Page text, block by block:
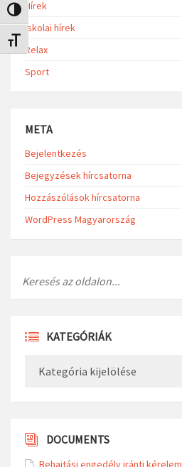
Nagy kontraszt váltása
Betűméret váltása
Hírek
Iskolai hírek
Relax
Sport
META
Bejelentkezés
Bejegyzések hírcsatorna
Hozzászólások hírcsatorna
WordPress Magyarország
KATEGÓRIÁK
DOCUMENTS
Behajtási engedély iránti kérelem